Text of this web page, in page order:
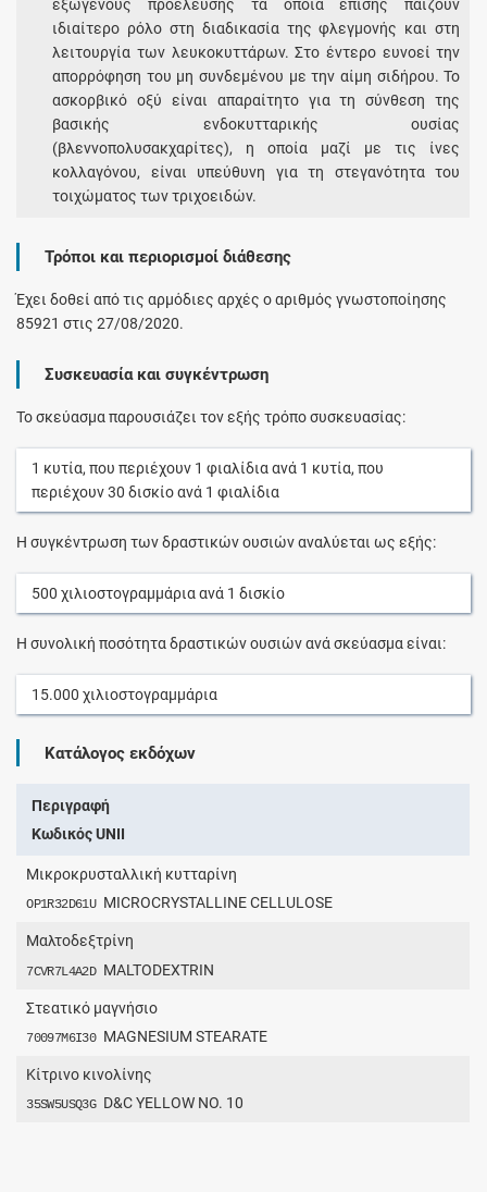
εξωγενούς προέλευσης τα οποία επίσης παίζουν
ιδιαίτερο ρόλο στη διαδικασία της φλεγμονής και στη
λειτουργία των λευκοκυττάρων. Στο έντερο ευνοεί την
απορρόφηση του μη συνδεμένου με την αίμη σιδήρου. Το
ασκορβικό οξύ είναι απαραίτητο για τη σύνθεση της
βασικής ενδοκυτταρικής ουσίας
(βλεννοπολυσακχαρίτες), η οποία μαζί με τις ίνες
κολλαγόνου, είναι υπεύθυνη για τη στεγανότητα του
τοιχώματος των τριχοειδών.
Τρόποι και περιορισμοί διάθεσης
Έχει δοθεί από τις αρμόδιες αρχές ο αριθμός γνωστοποίησης
85921 στις 27/08/2020.
Συσκευασία και συγκέντρωση
Το σκεύασμα παρουσιάζει τον εξής τρόπο συσκευασίας:
1 κυτία, που περιέχουν 1 φιαλίδιαανά 1 κυτία, που
περιέχουν30 δισκίοανά 1 φιαλίδια
Η συγκέντρωση των δραστικών ουσιών αναλύεται ως εξής:
500 χιλιοστογραμμάριαανά 1 δισκίο
Η συνολική ποσότητα δραστικών ουσιών ανά σκεύασμα είναι:
15.000 χιλιοστογραμμάρια
Κατάλογος εκδόχων
Περιγραφή
Κωδικός UNII
Μικροκρυσταλλική κυτταρίνη
OP1R32D61U MICROCRYSTALLINE CELLULOSE
Μαλτοδεξτρίνη
7CVR7L4A2D MALTODEXTRIN
Στεατικό μαγνήσιο
70097M6I30 MAGNESIUM STEARATE
Κίτρινο κινολίνης
35SW5USQ3G D&C YELLOW NO. 10